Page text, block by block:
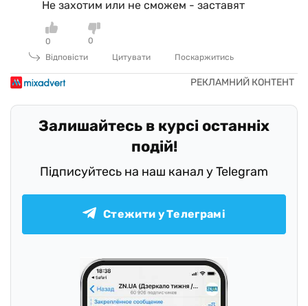
Не захотим или не сможем - заставят
0
0
Відповісти
Цитувати Поскаржитись
Залишайтесь в курсі останніх
подій!
Підписуйтесь на наш канал у Telegram
Стежити у Телеграмі